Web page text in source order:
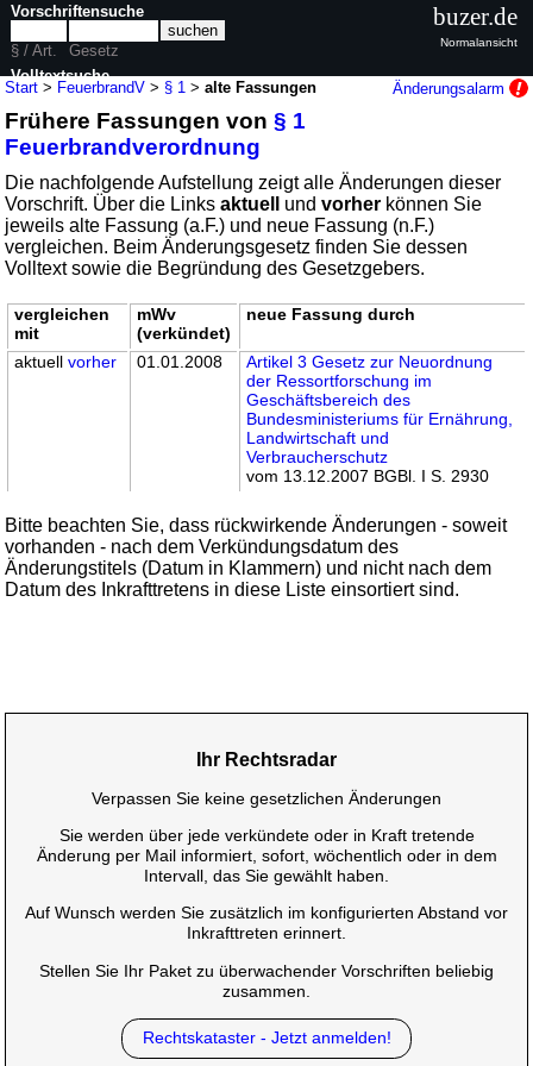
Start > FeuerbrandV > § 1 >alte Fassungen Änderungsalarm
Frühere Fassungen von§ 1
Feuerbrandverordnung
Die nachfolgende Aufstellung zeigt alle Änderungen dieser
Vorschrift. Über die Linksaktuell undvorher können Sie
jeweils alte Fassung (a.F.) und neue Fassung (n.F.)
vergleichen. Beim Änderungsgesetz finden Sie dessen
Volltext sowie die Begründung des Gesetzgebers.
vergleichen
mit
mWv
(verkündet)
neue Fassung durch
aktuellvorher 01.01.2008
Artikel 3 Gesetz zur Neuordnung
der Ressortforschung im
Geschäftsbereich des
Bundesministeriums für Ernährung,
Landwirtschaft und
Verbraucherschutz
vom 13.12.2007 BGBl. I S. 2930
Bitte beachten Sie, dass rückwirkende Änderungen - soweit
vorhanden - nach dem Verkündungsdatum des
Änderungstitels (Datum in Klammern) und nicht nach dem
Datum des Inkrafttretens in diese Liste einsortiert sind.
Vorschriftensuche
§ / Art.
Gesetz
Volltextsuche
nur in FeuerbrandV
buzer.de
Normalansicht
Ihr Rechtsradar
Verpassen Sie keine gesetzlichen Änderungen
Sie werden über jede verkündete oder in Kraft tretende
Änderung per Mail informiert, sofort, wöchentlich oder in dem
Intervall, das Sie gewählt haben.
Auf Wunsch werden Sie zusätzlich im konfigurierten Abstand vor
Inkrafttreten erinnert.
Stellen Sie Ihr Paket zu überwachender Vorschriften beliebig
zusammen.
Rechtskataster - Jetzt anmelden!